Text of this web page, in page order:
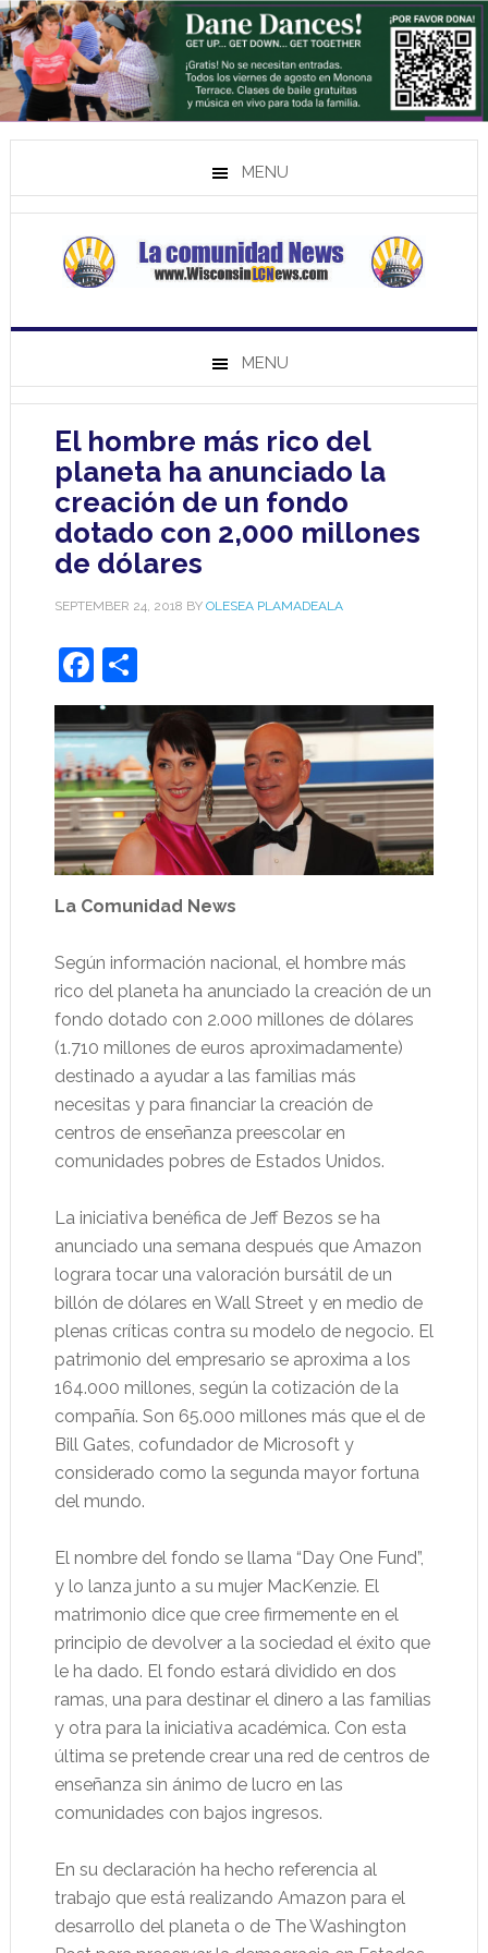
MENU
MENU
El hombre más rico del
planeta ha anunciado la
creación de un fondo
dotado con 2,000 millones
de dólares
SEPTEMBER 24, 2018 BY OLESEA PLAMADEALA
Facebook
Share
La Comunidad News
Según información nacional, el hombre más
rico del planeta ha anunciado la creación de un
fondo dotado con 2.000 millones de dólares
(1.710 millones de euros aproximadamente)
destinado a ayudar a las familias más
necesitas y para financiar la creación de
centros de enseñanza preescolar en
comunidades pobres de Estados Unidos.
La iniciativa benéfica de Jeff Bezos se ha
anunciado una semana después que Amazon
lograra tocar una valoración bursátil de un
billón de dólares en Wall Street y en medio de
plenas críticas contra su modelo de negocio. El
patrimonio del empresario se aproxima a los
164.000 millones, según la cotización de la
compañía. Son 65.000 millones más que el de
Bill Gates, cofundador de Microsoft y
considerado como la segunda mayor fortuna
del mundo.
El nombre del fondo se llama “Day One Fund”,
y lo lanza junto a su mujer MacKenzie. El
matrimonio dice que cree firmemente en el
principio de devolver a la sociedad el éxito que
le ha dado. El fondo estará dividido en dos
ramas, una para destinar el dinero a las familias
y otra para la iniciativa académica. Con esta
última se pretende crear una red de centros de
enseñanza sin ánimo de lucro en las
comunidades con bajos ingresos.
En su declaración ha hecho referencia al
trabajo que está realizando Amazon para el
desarrollo del planeta o de The Washington